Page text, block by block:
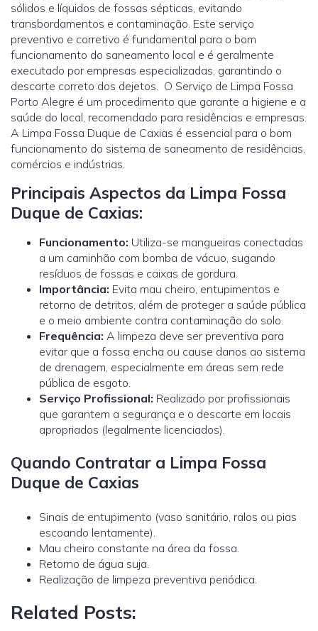
sólidos e líquidos de fossas sépticas, evitando
transbordamentos e contaminação. Este serviço
preventivo e corretivo é fundamental para o bom
funcionamento do saneamento local e é geralmente
executado por empresas especializadas, garantindo o
descarte correto dos dejetos. O Serviço de Limpa Fossa
Porto Alegre é um procedimento que garante a higiene e a
saúde do local, recomendado para residências e empresas.
A Limpa Fossa Duque de Caxias é essencial para o bom
funcionamento do sistema de saneamento de residências,
comércios e indústrias.
Principais Aspectos da Limpa Fossa
Duque de Caxias:
Funcionamento: Utiliza-se mangueiras conectadas
a um caminhão com bomba de vácuo, sugando
resíduos de fossas e caixas de gordura.
Importância: Evita mau cheiro, entupimentos e
retorno de detritos, além de proteger a saúde pública
e o meio ambiente contra contaminação do solo.
Frequência: A limpeza deve ser preventiva para
evitar que a fossa encha ou cause danos ao sistema
de drenagem, especialmente em áreas sem rede
pública de esgoto.
Serviço Profissional: Realizado por profissionais
que garantem a segurança e o descarte em locais
apropriados (legalmente licenciados).
Quando Contratar a Limpa Fossa
Duque de Caxias
Sinais de entupimento (vaso sanitário, ralos ou pias
escoando lentamente).
Mau cheiro constante na área da fossa.
Retorno de água suja.
Realização de limpeza preventiva periódica.
Related Posts: